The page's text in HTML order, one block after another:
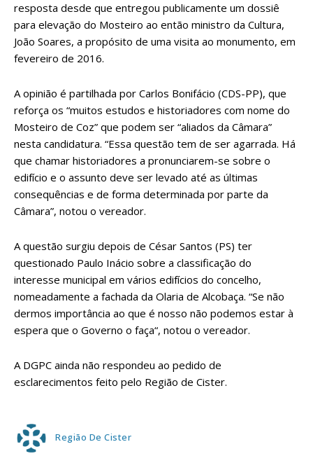
resposta desde que entregou publicamente um dossiê
para elevação do Mosteiro ao então ministro da Cultura,
João Soares, a propósito de uma visita ao monumento, em
fevereiro de 2016.
A opinião é partilhada por Carlos Bonifácio (CDS-PP), que
reforça os “muitos estudos e historiadores com nome do
Mosteiro de Coz” que podem ser “aliados da Câmara”
nesta candidatura. “Essa questão tem de ser agarrada. Há
que chamar historiadores a pronunciarem-se sobre o
edifício e o assunto deve ser levado até as últimas
consequências e de forma determinada por parte da
Câmara”, notou o vereador.
A questão surgiu depois de César Santos (PS) ter
questionado Paulo Inácio sobre a classificação do
interesse municipal em vários edifícios do concelho,
nomeadamente a fachada da Olaria de Alcobaça. “Se não
dermos importância ao que é nosso não podemos estar à
espera que o Governo o faça“, notou o vereador.
A DGPC ainda não respondeu ao pedido de
esclarecimentos feito pelo Região de Cister.
Região De Cister